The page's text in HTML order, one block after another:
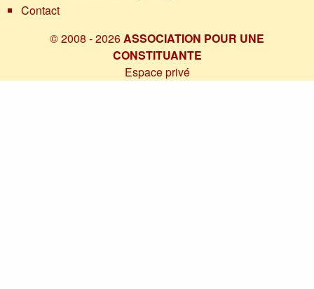
Contact
© 2008 - 2026ASSOCIATION POUR UNE
CONSTITUANTE
Espace privé